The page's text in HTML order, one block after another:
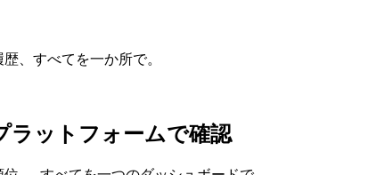
、すべてを一か所で。
ラットフォームで確認